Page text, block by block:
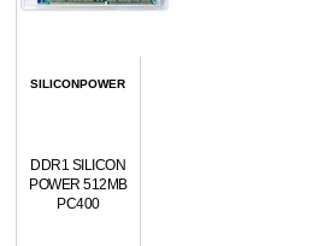
SILICONPOWER
DDR1 SILICON
POWER 512MB
PC400